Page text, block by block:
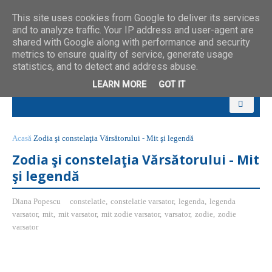
Acasă Zodia şi constelaţia Vărsătorului - Mit şi legendă
Zodia şi constelaţia Vărsătorului - Mit
şi legendă
Diana Popescu constelatie, constelatie varsator, legenda, legenda
varsator, mit, mit varsator, mit zodie varsator, varsator, zodie, zodie
varsator
This site uses cookies from Google to deliver its services
and to analyze traffic. Your IP address and user-agent are
shared with Google along with performance and security
metrics to ensure quality of service, generate usage
statistics, and to detect and address abuse.
LEARN MORE GOT IT